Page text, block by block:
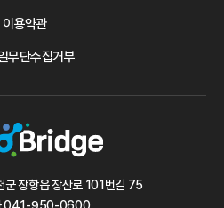
이용약관
무단수집거부
장항읍 장산로 101번길 75
041-950-0600